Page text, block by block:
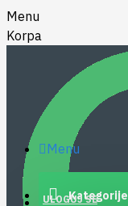
Menu
Korpa
Menu
Kategorije
ULOGUJ SE